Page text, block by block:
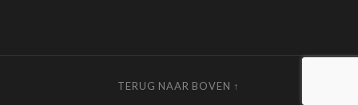
TERUG NAAR BOVEN ↑